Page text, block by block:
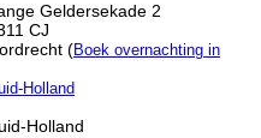
Geldersekade 2
CJ
(Boek overnachting in
Holland
Holland